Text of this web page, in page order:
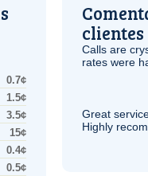
0.7¢
1.5¢
3.5¢
15¢
0.4¢
0.5¢
clientes
Calls are
rates were
Great
Highly